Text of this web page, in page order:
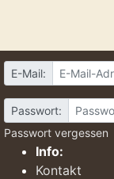
E-Mail:
Passwort:
Passwort vergessen
Info:
Kontakt